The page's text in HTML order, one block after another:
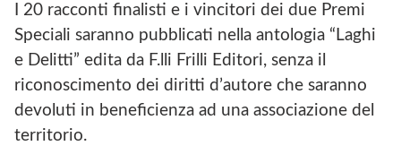
I 20 racconti finalisti e i vincitori dei due Premi
Speciali saranno pubblicati nella antologia “Laghi
e Delitti” edita da F.lli Frilli Editori, senza il
riconoscimento dei diritti d’autore che saranno
devoluti in beneficienza ad una associazione del
territorio.